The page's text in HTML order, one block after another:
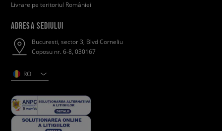
Livrare pe teritoriul României
ADRESA SEDIULUI
Bucuresti, sector 3, Blvd Corneliu
Coposu nr. 6-8, 030167
RO